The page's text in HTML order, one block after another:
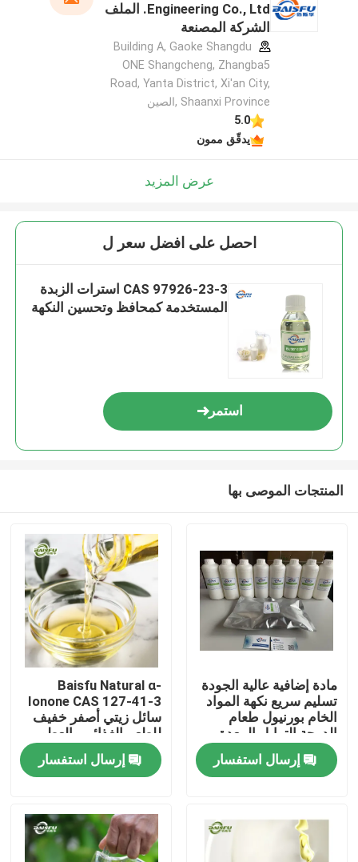
المنتجات
Engineering Co., Ltd. الملف
الشركة المصنعة
Building A, Gaoke Shangdu
ONE Shangcheng, Zhangba5
Road, Yanta District, Xi'an City,
Shaanxi Province ,الصين
5.0
يدقّق ممون
عرض المزيد
احصل على افضل سعر ل
CAS 97926-23-3 استرات الزبدة
المستخدمة كمحافظ وتحسين النكهة
استمر
المنتجات الموصى بها
مادة إضافية عالية الجودة
تسليم سريع نكهة المواد
الخام بورنيول طعام
الدرجة التوابل المعدة
نكهة
إرسال استفسار
Baisfu Natural α-
Ionone CAS 127-41-3
سائل زيتي أصفر خفيف
للطعم الغذائي والعطور
التجميلية
إرسال استفسار